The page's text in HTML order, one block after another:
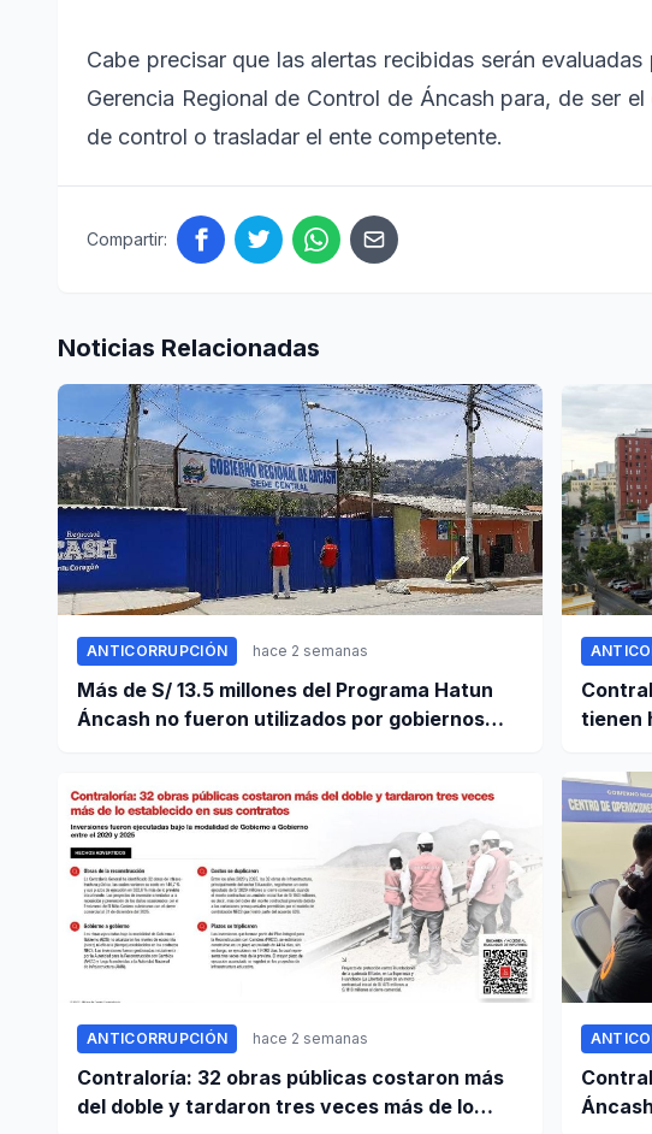
Cabe precisar que las alertas recibidas serán
Gerencia Regional de Control de Áncash para, de ser
de control o trasladar el ente competente.
Compartir:
Noticias Relacionadas
ANTICORRUPCIÓN hace 2 semanas
Más de S/ 13.5 millones del Programa Hatun
Áncash no fueron utilizados por gobiernos
tienen
ANTICORRUPCIÓN hace 2 semanas
Contraloría: 32 obras públicas costaron más
del doble y tardaron tres veces más de lo